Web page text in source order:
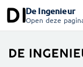
De Ingenieur
Open deze